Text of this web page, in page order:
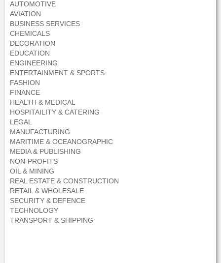
AUTOMOTIVE
AVIATION
BUSINESS SERVICES
CHEMICALS
DECORATION
EDUCATION
ENGINEERING
ENTERTAINMENT & SPORTS
FASHION
FINANCE
HEALTH & MEDICAL
HOSPITAILITY & CATERING
LEGAL
MANUFACTURING
MARITIME & OCEANOGRAPHIC
MEDIA & PUBLISHING
NON-PROFITS
OIL & MINING
REAL ESTATE & CONSTRUCTION
RETAIL & WHOLESALE
SECURITY & DEFENCE
TECHNOLOGY
TRANSPORT & SHIPPING